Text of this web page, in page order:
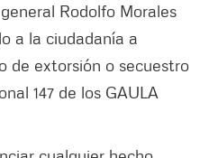
Rodolfo Morales
a la ciudadanía a
de extorsión o secuestro
147 de los GAULA